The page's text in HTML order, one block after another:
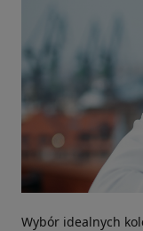
Wybór idealnych